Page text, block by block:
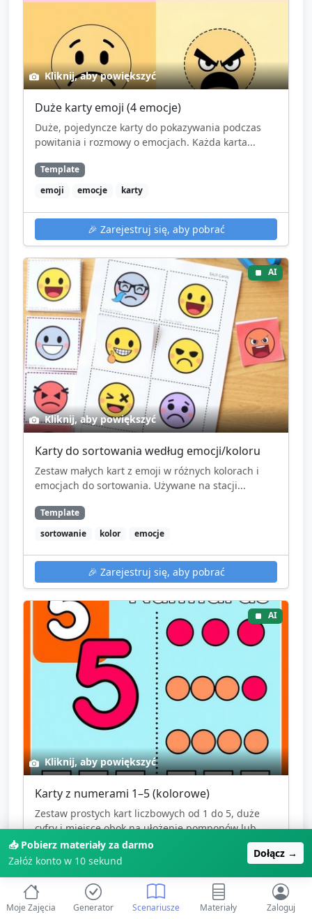
Kliknij, aby powiększyć
Duże karty emoji (4 emocje)
Duże, pojedyncze karty do pokazywania podczas
powitania i rozmowy o emocjach. Każda karta...
Template
emoji
emocje karty
🎉 Zarejestruj się, aby pobrać
AI
Kliknij, aby powiększyć
Karty do sortowania według emocji/koloru
Zestaw małych kart z emoji w różnych kolorach i
emocjach do sortowania. Używane na stacji...
Template
sortowanie
kolor emocje
🎉 Zarejestruj się, aby pobrać
AI
Kliknij, aby powiększyć
Karty z numerami 1–5 (kolorowe)
Zestaw prostych kart liczbowych od 1 do 5, duże
cyfry i miejsce obok na ułożenie pomponów lub...
Template
karty
liczby 1-5
📥 Pobierz materiały za darmo
Załóż konto w 10 sekund
Dołącz →
Moje Zajęcia Generator Scenariusze Materiały Zaloguj